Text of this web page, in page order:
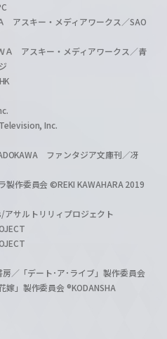
アスキー・メディアワークス／SAO
Ａ アスキー・メディアワークス／青
Inc.
ファンタジア文庫刊／冴
作委員会 ©REKI KAWAHARA 2019
サルトリリィプロジェクト
／「デート･ア･ライブ」製作委員会
」製作委員会 ®KODANSHA